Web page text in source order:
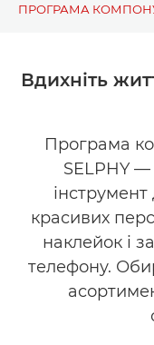
ПРОГРАМА
ПОВНА СУМІСНІСТЬ
Вдихніть
Програма
SELPHY
красивих
наклейок і
телефону.